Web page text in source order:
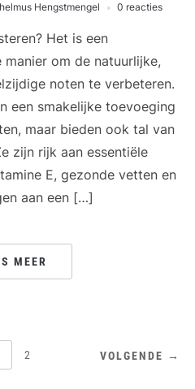
Hengstmengel 0 reacties
Het is een
om de natuurlijke,
noten te verbeteren.
een smakelijke toevoeging
maar bieden ook tal van
zijn rijk aan essentiële
E, gezonde vetten en
aan een […]
MEER
2 VOLGENDE →